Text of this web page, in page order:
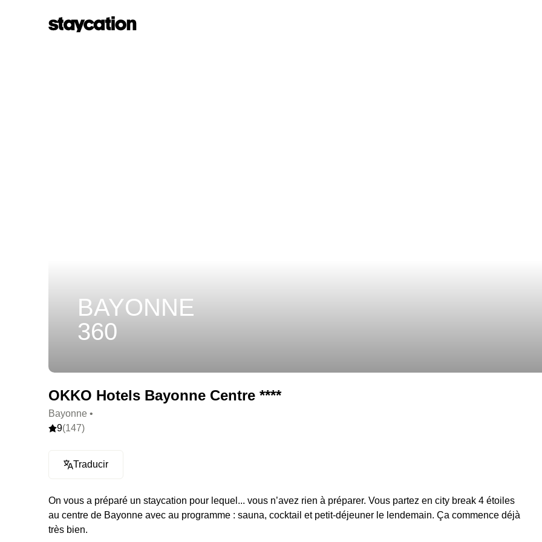
BAYONNE
360
OKKO Hotels Bayonne Centre ****
Bayonne •
9(147)
Traducir
On vous a préparé un staycation pour lequel... vous n’avez rien à préparer. Vous partez en city break 4 étoiles
au centre de Bayonne avec au programme : sauna, cocktail et petit-déjeuner le lendemain. Ça commence déjà
très bien.